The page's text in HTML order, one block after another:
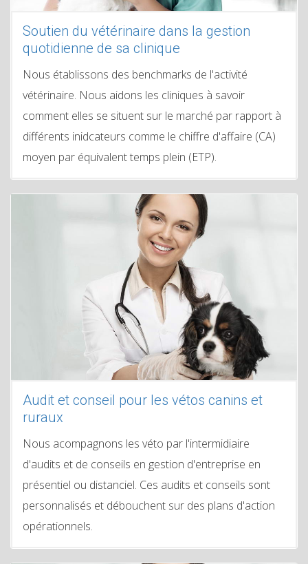
Soutien du vétérinaire dans la gestion
quotidienne de sa clinique
Nous établissons des benchmarks de l'activité
vétérinaire. Nous aidons les cliniques à savoir
comment elles se situent sur le marché par rapport à
différents inidcateurs comme le chiffre d'affaire (CA)
moyen par équivalent temps plein (ETP).
Audit et conseil pour les vétos canins et
ruraux
Nous acompagnons les véto par l'intermidiaire
d'audits et de conseils en gestion d'entreprise en
présentiel ou distanciel. Ces audits et conseils sont
personnalisés et débouchent sur des plans d'action
opérationnels.